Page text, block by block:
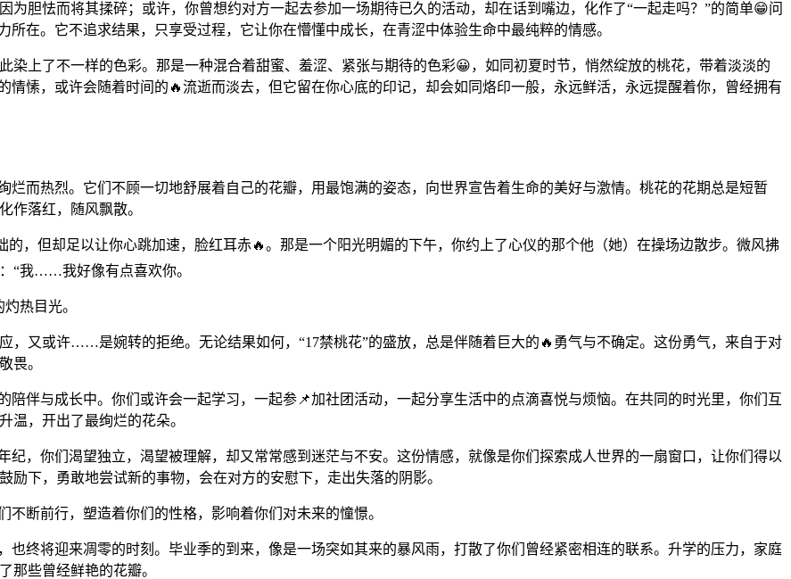
胆怯而将其揉碎；或许，你曾想约对方一起去参加一场期待已久的活动，却在话到嘴边，化作了“一起走吗？”的简单😁问
在。它不追求结果，只享受过程，它让你在懵懂中成长，在青涩中体验生命中最纯粹的情感。
染上了不一样的色彩。那是一种混合着甜蜜、羞涩、紧张与期待的色彩😀，如同初夏时节，悄然绽放的桃花，带着淡淡的
情愫，或许会随着时间的🔥流逝而淡去，但它留在你心底的印记，却会如同烙印一般，永远鲜活，永远提醒着你，曾经拥有
烂而热烈。它们不顾一切地舒展着自己的花瓣，用最饱满的姿态，向世界宣告着生命的美好与激情。桃花的花期总是短暂
作落红，随风飘散。
，但却足以让你心跳加速，脸红耳赤🔥。那是一个阳光明媚的下午，你约上了心仪的那个他（她）在操场边散步。微风拂
“我……我好像有点喜欢你。
热目光。
，又或许……是婉转的拒绝。无论结果如何，“17禁桃花”的盛放，总是伴随着巨大的🔥勇气与不确定。这份勇气，来自于对
畏。
陪伴与成长中。你们或许会一起学习，一起参📌加社团活动，一起分享生活中的点滴喜悦与烦恼。在共同的时光里，你们互
温，开出了最绚烂的花朵。
纪，你们渴望独立，渴望被理解，却又常常感到迷茫与不安。这份情感，就像是你们探索成人世界的一扇窗口，让你们得以
下，勇敢地尝试新的事物，会在对方的安慰下，走出失落的阴影。
断前行，塑造着你们的性格，影响着你们对未来的憧憬。
也终将迎来凋零的时刻。毕业季的到来，像是一场突如其来的暴风雨，打散了你们曾经紧密相连的联系。升学的压力，家庭
那些曾经鲜艳的花瓣。